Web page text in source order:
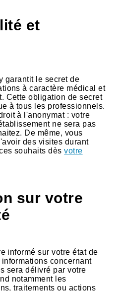
et
garantit le secret de
à caractère médical et
Cette obligation de secret
à tous les professionnels.
à l'anonymat : votre
ne sera pas
De même, vous
des visites durant
souhaits dèsvotre
sur votre
informé sur votre état de
concernant
sera délivré par votre
notamment les
traitements ou actions